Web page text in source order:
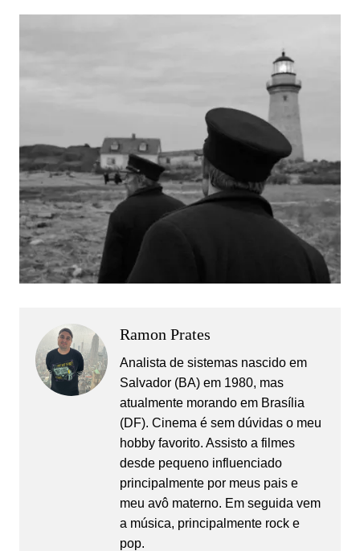
Ramon Prates
Analista de sistemas nascido em
Salvador (BA) em 1980, mas
atualmente morando em Brasília
(DF). Cinema é sem dúvidas o meu
hobby favorito. Assisto a filmes
desde pequeno influenciado
principalmente por meus pais e
meu avô materno. Em seguida vem
a música, principalmente rock e
pop.